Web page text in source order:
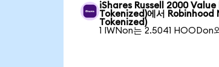
iShares Russell 2000 Value
Tokenized)에서
Tokenized)
1 IWNon는 2.5041 HOODon